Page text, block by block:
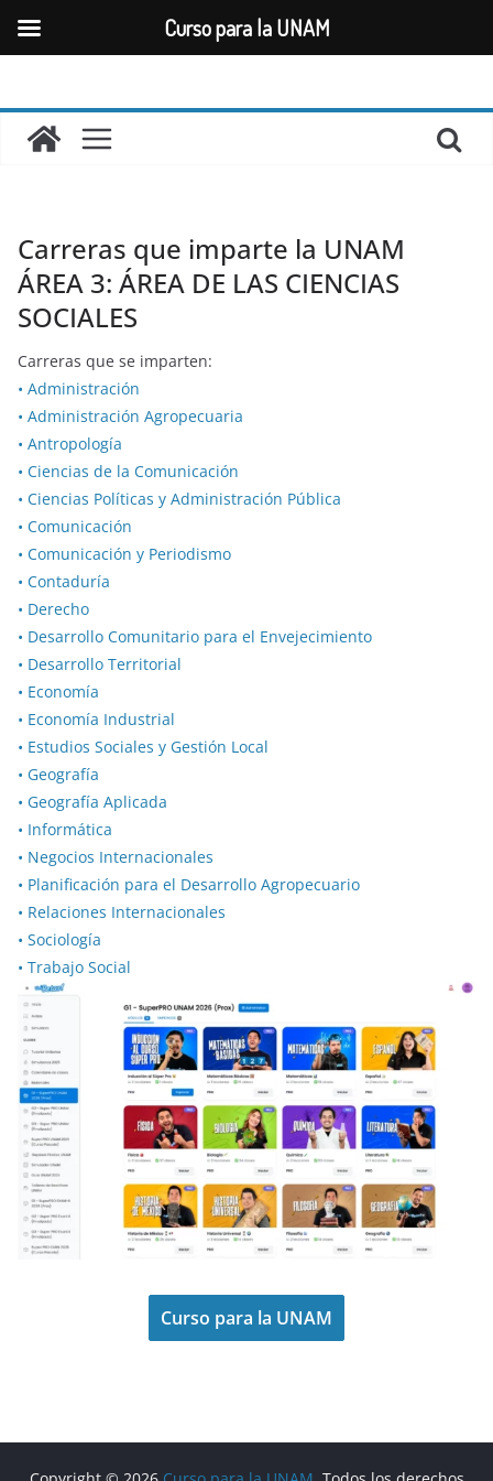
contenido
Carreras que imparte la UNAM
ÁREA 3: ÁREA DE LAS CIENCIAS
SOCIALES
Carreras que se imparten:
• Administración
• Administración Agropecuaria
• Antropología
• Ciencias de la Comunicación
• Ciencias Políticas y Administración Pública
• Comunicación
• Comunicación y Periodismo
• Contaduría
• Derecho
• Desarrollo Comunitario para el Envejecimiento
• Desarrollo Territorial
• Economía
• Economía Industrial
• Estudios Sociales y Gestión Local
• Geografía
• Geografía Aplicada
• Informática
• Negocios Internacionales
• Planificación para el Desarrollo Agropecuario
• Relaciones Internacionales
• Sociología
• Trabajo Social
Curso para la UNAM
Curso para la UNAM